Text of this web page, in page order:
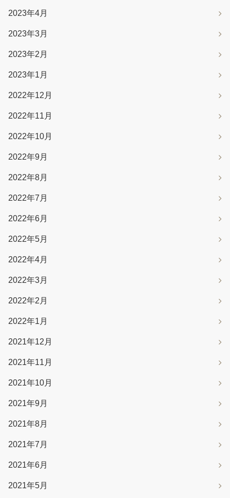
2023年4月
2023年3月
2023年2月
2023年1月
2022年12月
2022年11月
2022年10月
2022年9月
2022年8月
2022年7月
2022年6月
2022年5月
2022年4月
2022年3月
2022年2月
2022年1月
2021年12月
2021年11月
2021年10月
2021年9月
2021年8月
2021年7月
2021年6月
2021年5月